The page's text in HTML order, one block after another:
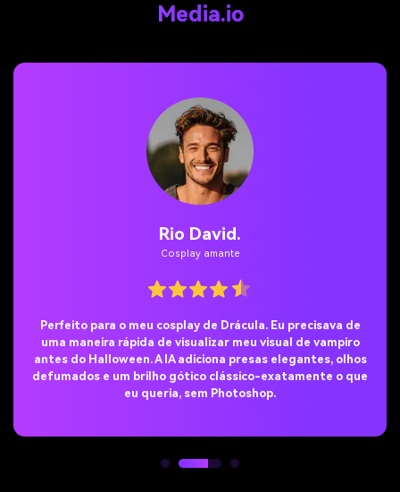
Media.io
Rio David.
Cosplay amante
Perfeito para o meu cosplay de Drácula. Eu precisava de
uma maneira rápida de visualizar meu visual de vampiro
antes do Halloween. A IA adiciona presas elegantes, olhos
defumados e um brilho gótico clássico-exatamente o que
eu queria, sem Photoshop.